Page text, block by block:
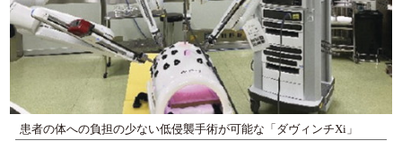
患者の体への負担の少ない低侵襲手術が可能な「ダヴィンチXi」